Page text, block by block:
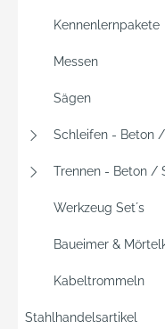
Kennenlernpakete
Messen
Sägen
Schleifen - Beton /
Trennen - Beton /
Werkzeug Set´s
Baueimer &
Kabeltrommeln
Stahlhandelsartikel